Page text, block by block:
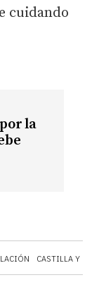
CASTILLA Y LEÓN
cuidando
la